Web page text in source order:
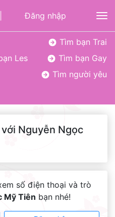
Đăng nhập
Tìm bạn Trai
Les
Tìm bạn Gay
Tìm người yêu
Nguyễn Ngọc
số điện thoại và trò
Mỹ Tiên bạn nhé!